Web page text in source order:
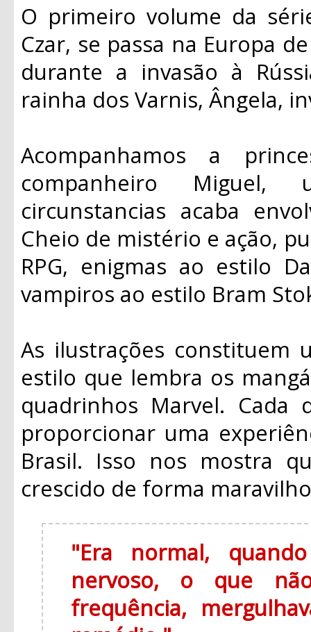
O primeiro volume da
Czar, se passa na Europa
durante a invasão à
rainha dos Varnis, Ângela,
Acompanhamos a
companheiro
circunstancias acaba
Cheio de mistério e ação,
RPG, enigmas ao estilo
vampiros ao estilo Bram
As ilustrações constituem
estilo que lembra os
quadrinhos Marvel.
proporcionar uma
Brasil. Isso nos mostra
crescido de forma
"Era normal,
nervoso, o que
frequência,